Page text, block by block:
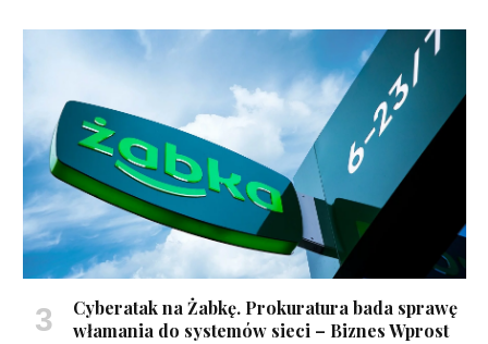
Cyberatak na Żabkę. Prokuratura bada sprawę
włamania do systemów sieci – Biznes Wprost